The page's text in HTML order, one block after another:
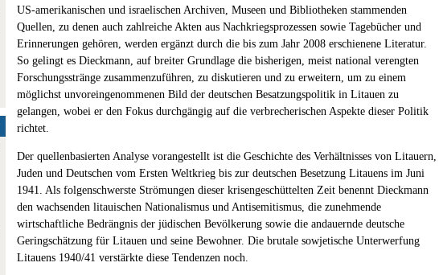
US-amerikanischen und israelischen Archiven, Museen und Bibliotheken stammenden
Quellen, zu denen auch zahlreiche Akten aus Nachkriegsprozessen sowie Tagebücher und
Erinnerungen gehören, werden ergänzt durch die bis zum Jahr 2008 erschienene Literatur.
So gelingt es Dieckmann, auf breiter Grundlage die bisherigen, meist national verengten
Forschungsstränge zusammenzuführen, zu diskutieren und zu erweitern, um zu einem
möglichst unvoreingenommenen Bild der deutschen Besatzungspolitik in Litauen zu
gelangen, wobei er den Fokus durchgängig auf die verbrecherischen Aspekte dieser Politik
richtet.
Der quellenbasierten Analyse vorangestellt ist die Geschichte des Verhältnisses von Litauern,
Juden und Deutschen vom Ersten Weltkrieg bis zur deutschen Besetzung Litauens im Juni
1941. Als folgenschwerste Strömungen dieser krisengeschüttelten Zeit benennt Dieckmann
den wachsenden litauischen Nationalismus und Antisemitismus, die zunehmende
wirtschaftliche Bedrängnis der jüdischen Bevölkerung sowie die andauernde deutsche
Geringschätzung für Litauen und seine Bewohner. Die brutale sowjetische Unterwerfung
Litauens 1940/41 verstärkte diese Tendenzen noch.